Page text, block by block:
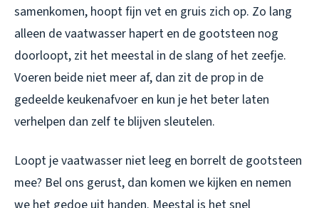
samenkomen, hoopt fijn vet en gruis zich op. Zo lang
alleen de vaatwasser hapert en de gootsteen nog
doorloopt, zit het meestal in de slang of het zeefje.
Voeren beide niet meer af, dan zit de prop in de
gedeelde keukenafvoer en kun je het beter laten
verhelpen dan zelf te blijven sleutelen.
Loopt je vaatwasser niet leeg en borrelt de gootsteen
mee? Bel ons gerust, dan komen we kijken en nemen